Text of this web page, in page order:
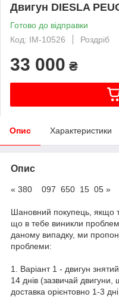
Двигун DIESLA
Готово до відправки
Код: IM-10526
Роздріб
33 000 ₴
Опис Характеристики
Опис
« 380 097 650 15 05 »
Шановний покупець, якщо
що в тебе виникли
даному випадку, ми
проблеми:
1. Варіант 1 - двигун
14 днів (зазвичай
доставка орієнтовно 1-3